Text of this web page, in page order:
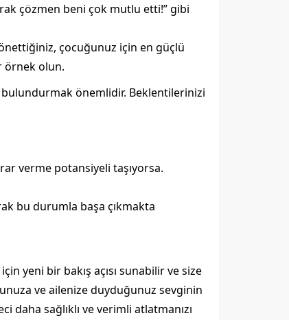
çözmen beni çok mutlu etti!” gibi
çocuğunuz için en güçlü
örnek olun.
bulundurmak önemlidir. Beklentilerinizi
verme potansiyeli taşıyorsa.
bu durumla başa çıkmakta
yeni bir bakış açısı sunabilir ve size
ve ailenize duyduğunuz sevginin
sağlıklı ve verimli atlatmanızı